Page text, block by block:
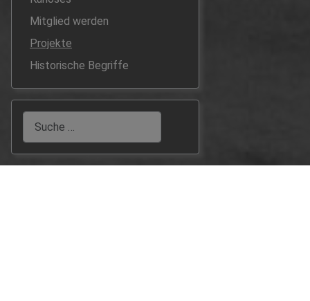
Mitglied werden
Projekte
Historische Begriffe